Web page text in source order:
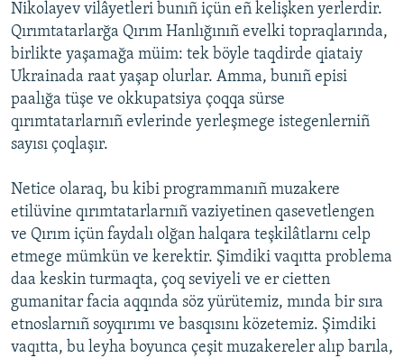
Nikolayev vilâyetleri bunıñ içün eñ kelişken yerlerdir.
Qırımtatarlarğa Qırım Hanlığınıñ evelki topraqlarında,
birlikte yaşamağa müim: tek böyle taqdirde qiataiy
Ukrainada raat yaşap olurlar. Amma, bunıñ episi
paalığa tüşe ve okkupatsiya çoqqa sürse
qırımtatarlarnıñ evlerinde yerleşmege istegenlerniñ
sayısı çoqlaşır.
Netice olaraq, bu kibi programmanıñ muzakere
etilüvine qırımtatarlarnıñ vaziyetinen qasevetlengen
ve Qırım içün faydalı olğan halqara teşkilâtlarnı celp
etmege mümkün ve kerektir. Şimdiki vaqıtta problema
daa keskin turmaqta, çoq seviyeli ve er cietten
gumanitar facia aqqında söz yürütemiz, mında bir sıra
etnoslarnıñ soyqırımı ve basqısını közetemiz. Şimdiki
vaqıtta, bu leyha boyunca çeşit muzakereler alıp barıla,